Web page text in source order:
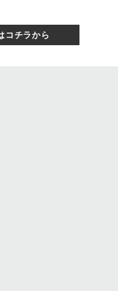
コチラから